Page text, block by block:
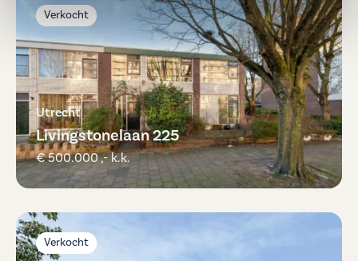
Verkocht
Utrecht
Livingstonelaan 225
€ 500.000 ,- k.k.
Verkocht